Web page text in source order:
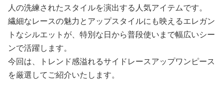
人の洗練されたスタイルを演出する人気アイテムです。
繊細なレースの魅力とアップスタイルにも映えるエレガン
トなシルエットが、特別な日から普段使いまで幅広いシー
ンで活躍します。
今回は、トレンド感溢れるサイドレースアップワンピース
を厳選してご紹介いたします。